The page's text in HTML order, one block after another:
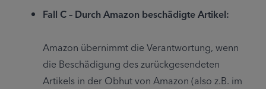
Fall C – Durch Amazon beschädigte Artikel:
Amazon übernimmt die Verantwortung, wenn
die Beschädigung des zurückgesendeten
Artikels in der Obhut von Amazon (also z.B. im